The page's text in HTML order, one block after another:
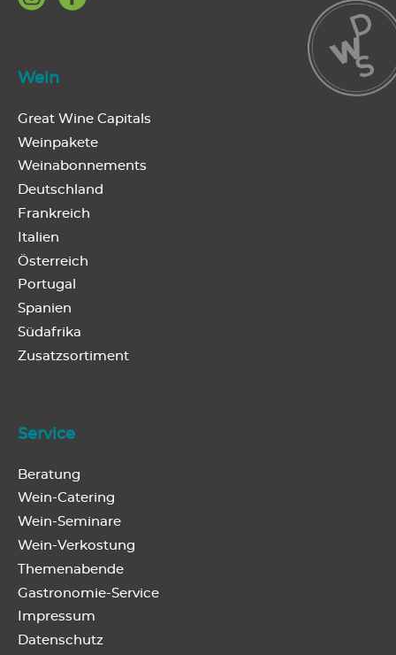
Wein
Great Wine Capitals
Weinpakete
Weinabonnements
Deutschland
Frankreich
Italien
Österreich
Portugal
Spanien
Südafrika
Zusatzsortiment
Service
Beratung
Wein-Catering
Wein-Seminare
Wein-Verkostung
Themenabende
Gastronomie-Service
Impressum
Datenschutz